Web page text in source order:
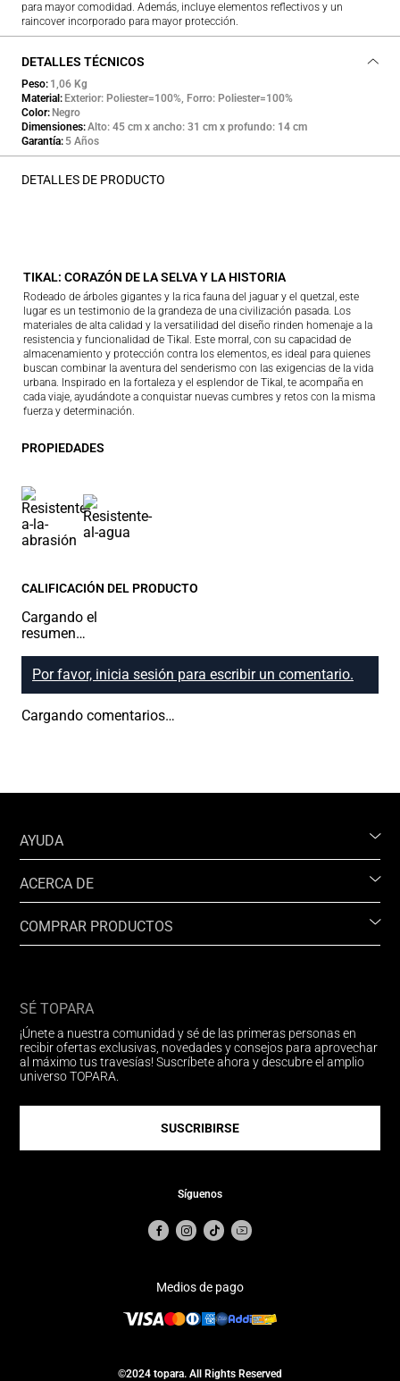
para mayor comodidad. Además, incluye elementos reflectivos y un
raincover incorporado para mayor protección.
DETALLES TÉCNICOS
Peso 1,06 Kg
Material
Exterior: Poliester=100%, Forro: Poliester=100%
Color Negro
Dimensiones Alto: 45 cm x ancho: 31 cm x profundo: 14 cm
Garantía 5 Años
DETALLES DE PRODUCTO
TIKAL: CORAZÓN DE LA SELVA Y LA HISTORIA
Rodeado de árboles gigantes y la rica fauna del jaguar y el quetzal, este
lugar es un testimonio de la grandeza de una civilización pasada. Los
materiales de alta calidad y la versatilidad del diseño rinden homenaje a la
resistencia y funcionalidad de Tikal. Este morral, con su capacidad de
almacenamiento y protección contra los elementos, es ideal para quienes
buscan combinar la aventura del senderismo con las exigencias de la vida
urbana. Inspirado en la fortaleza y el esplendor de Tikal, te acompaña en
cada viaje, ayudándote a conquistar nuevas cumbres y retos con la misma
fuerza y determinación.
PROPIEDADES
CALIFICACIÓN DEL PRODUCTO
Cargando el
resumen…
Por favor, inicia sesión para escribir un comentario.
Cargando comentarios…
AYUDA
ACERCA DE
COMPRAR PRODUCTOS
SÉ TOPARA
¡Únete a nuestra comunidad y sé de las primeras personas en
recibir ofertas exclusivas, novedades y consejos para aprovechar
al máximo tus travesías! Suscríbete ahora y descubre el amplio
universo TOPARA.
SUSCRIBIRSE
Síguenos
Medios de pago
©2024 topara. All Rights Reserved